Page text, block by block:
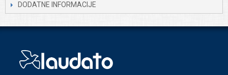
DODATNE INFORMACIJE